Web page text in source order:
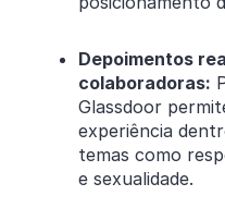
Depoimentos
colaboradoras:
Glassdoor
experiência
temas como
e sexualidade.